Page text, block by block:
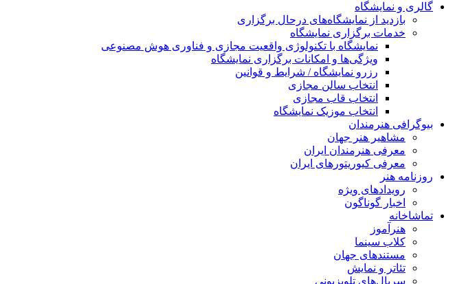
گالری و نمایشگاه
بازدید از نمایشگاه‌های درحال برگزاری
خدمات برگزاری نمایشگاه
نمایشگاه با تکنولوژی واقعیت مجازی و فناوری هوش مصنوعی
ویژگی‌ها و امکانات برگزاری نمایشگاه
رزرو نمایشگاه / شرایط و قوانین
انتخاب سالن مجازی
انتخاب قاب مجازی
انتخاب موزیک نمایشگاه
بیوگرافی هنرمندان
مشاهیر هنر جهان
معرفی هنرمندان ایران
معرفی کیوریتورهای ایران
روزنامه هنر
رویدادهای ویژه
اخبار گوناگون
تماشاخانه
هنرآموز
کلاب سینما
مستندهای جهان
تئاتر و نمایش
سریال‌های تلویزیونی